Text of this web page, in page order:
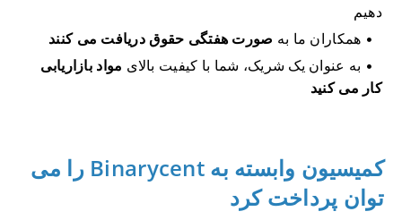
دهیم
همکاران ما به صورت هفتگی حقوق دریافت می کنند
به عنوان یک شریک، شما با کیفیت بالای مواد بازاریابی
کار می کنید
کمیسیون وابسته به Binarycent را می
توان پرداخت کرد